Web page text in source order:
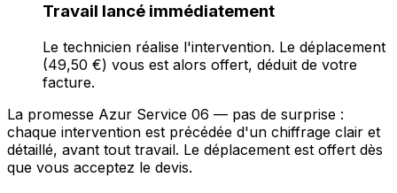
Travail lancé immédiatement
Le technicien réalise l'intervention. Le déplacement
(49,50 €) vous est alors offert, déduit de votre
facture.
La promesse Azur Service 06 — pas de surprise :
chaque intervention est précédée d'un chiffrage clair et
détaillé, avant tout travail. Le déplacement est offert dès
que vous acceptez le devis.